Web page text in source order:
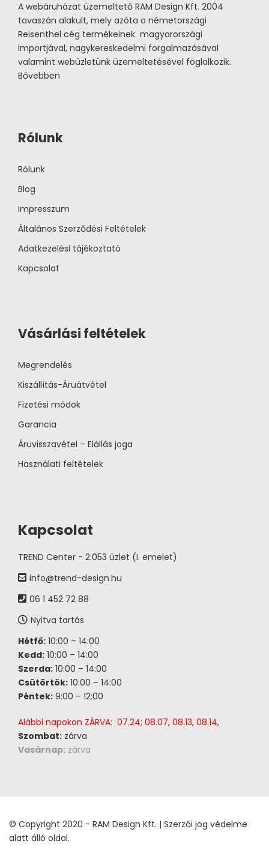
A webáruházat üzemeltető RAM Design Kft. 2004
tavaszán alakult, mely azóta a németországi
Reisenthel cég termékeinek magyarországi
importjával, nagykereskedelmi forgalmazásával
valamint webüzletünk üzemeltetésével foglalkozik.
Bővebben
Rólunk
Rólunk
Blog
Impresszum
Általános Szerződési Feltételek
Adatkezelési tájékoztató
Kapcsolat
Vásárlási feltételek
Megrendelés
Kiszállítás-Áruátvétel
Fizetési módok
Garancia
Áruvisszavétel – Elállás joga
Használati feltételek
Kapcsolat
TREND Center - 2.053 üzlet (I. emelet)
info@trend-design.hu
06 1 452 72 88
Nyitva tartás
Hétfő: 10:00 – 14:00
Kedd: 10:00 – 14:00
Szerda: 10:00 – 14:00
Csütörtök: 10:00 – 14:00
Péntek: 9:00 – 12:00
Alábbi napokon ZÁRVA: 07.24; 08.07, 08.13, 08.14,
Szombat: zárva
Vasárnap: zárva
© Copyright 2020 - RAM Design Kft. | Szerzői jog védelme
alatt álló oldal.